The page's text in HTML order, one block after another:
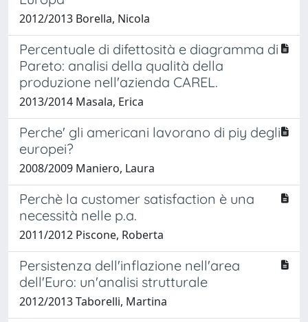
2012/2013 Borella, Nicola
Percentuale di difettosità e diagramma di
Pareto: analisi della qualità della
produzione nell'azienda CAREL.
2013/2014 Masala, Erica
Perche' gli americani lavorano di piy degli
europei?
2008/2009 Maniero, Laura
Perchè la customer satisfaction è una
necessità nelle p.a.
2011/2012 Piscone, Roberta
Persistenza dell'inflazione nell'area
dell'Euro: un'analisi strutturale
2012/2013 Taborelli, Martina